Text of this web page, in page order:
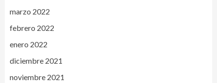
marzo 2022
febrero 2022
enero 2022
diciembre 2021
noviembre 2021